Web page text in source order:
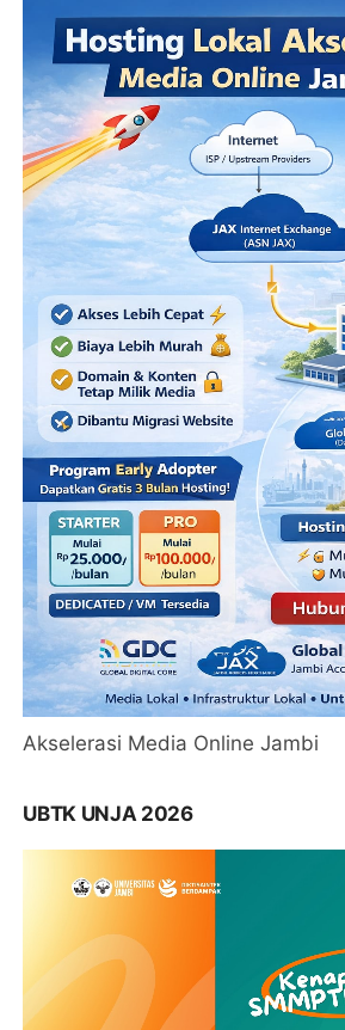
Akselerasi Media Online Jambi
UBTK UNJA 2026